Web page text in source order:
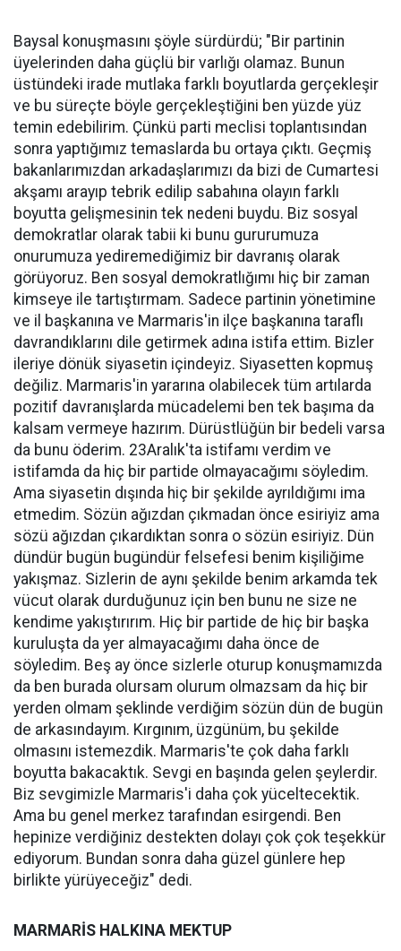
Baysal konuşmasını şöyle sürdürdü; "Bir partinin
üyelerinden daha güçlü bir varlığı olamaz. Bunun
üstündeki irade mutlaka farklı boyutlarda gerçekleşir
ve bu süreçte böyle gerçekleştiğini ben yüzde yüz
temin edebilirim. Çünkü parti meclisi toplantısından
sonra yaptığımız temaslarda bu ortaya çıktı. Geçmiş
bakanlarımızdan arkadaşlarımızı da bizi de Cumartesi
akşamı arayıp tebrik edilip sabahına olayın farklı
boyutta gelişmesinin tek nedeni buydu. Biz sosyal
demokratlar olarak tabii ki bunu gururumuza
onurumuza yediremediğimiz bir davranış olarak
görüyoruz. Ben sosyal demokratlığımı hiç bir zaman
kimseye ile tartıştırmam. Sadece partinin yönetimine
ve il başkanına ve Marmaris'in ilçe başkanına taraflı
davrandıklarını dile getirmek adına istifa ettim. Bizler
ileriye dönük siyasetin içindeyiz. Siyasetten kopmuş
değiliz. Marmaris'in yararına olabilecek tüm artılarda
pozitif davranışlarda mücadelemi ben tek başıma da
kalsam vermeye hazırım. Dürüstlüğün bir bedeli varsa
da bunu öderim. 23Aralık'ta istifamı verdim ve
istifamda da hiç bir partide olmayacağımı söyledim.
Ama siyasetin dışında hiç bir şekilde ayrıldığımı ima
etmedim. Sözün ağızdan çıkmadan önce esiriyiz ama
sözü ağızdan çıkardıktan sonra o sözün esiriyiz. Dün
dündür bugün bugündür felsefesi benim kişiliğime
yakışmaz. Sizlerin de aynı şekilde benim arkamda tek
vücut olarak durduğunuz için ben bunu ne size ne
kendime yakıştırırım. Hiç bir partide de hiç bir başka
kuruluşta da yer almayacağımı daha önce de
söyledim. Beş ay önce sizlerle oturup konuşmamızda
da ben burada olursam olurum olmazsam da hiç bir
yerden olmam şeklinde verdiğim sözün dün de bugün
de arkasındayım. Kırgınım, üzgünüm, bu şekilde
olmasını istemezdik. Marmaris'te çok daha farklı
boyutta bakacaktık. Sevgi en başında gelen şeylerdir.
Biz sevgimizle Marmaris'i daha çok yüceltecektik.
Ama bu genel merkez tarafından esirgendi. Ben
hepinize verdiğiniz destekten dolayı çok çok teşekkür
ediyorum. Bundan sonra daha güzel günlere hep
birlikte yürüyeceğiz" dedi.
MARMARİS HALKINA MEKTUP